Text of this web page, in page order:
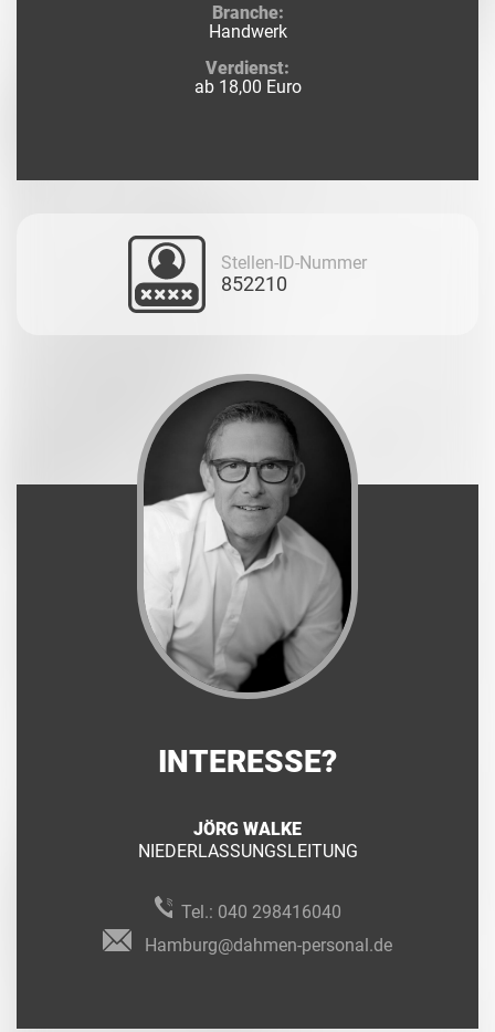
Branche:
Handwerk
Verdienst:
ab 18,00 Euro
Stellen-ID-Nummer
852210
INTERESSE?
JÖRG WALKE
NIEDERLASSUNGSLEITUNG
Tel.: 040 298416040
Hamburg@dahmen-personal.de